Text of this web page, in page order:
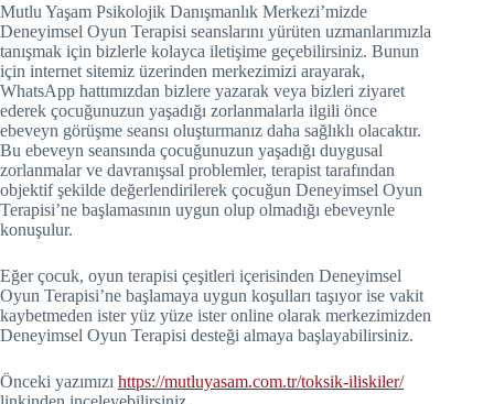
Mutlu Yaşam Psikolojik Danışmanlık Merkezi’mizde
Deneyimsel Oyun Terapisi seanslarını yürüten uzmanlarımızla
tanışmak için bizlerle kolayca iletişime geçebilirsiniz. Bunun
için internet sitemiz üzerinden merkezimizi arayarak,
WhatsApp hattımızdan bizlere yazarak veya bizleri ziyaret
ederek çocuğunuzun yaşadığı zorlanmalarla ilgili önce
ebeveyn görüşme seansı oluşturmanız daha sağlıklı olacaktır.
Bu ebeveyn seansında çocuğunuzun yaşadığı duygusal
zorlanmalar ve davranışsal problemler, terapist tarafından
objektif şekilde değerlendirilerek çocuğun Deneyimsel Oyun
Terapisi’ne başlamasının uygun olup olmadığı ebeveynle
konuşulur.
Eğer çocuk, oyun terapisi çeşitleri içerisinden Deneyimsel
Oyun Terapisi’ne başlamaya uygun koşulları taşıyor ise vakit
kaybetmeden ister yüz yüze ister online olarak merkezimizden
Deneyimsel Oyun Terapisi desteği almaya başlayabilirsiniz.
Önceki yazımızı https://mutluyasam.com.tr/toksik-iliskiler/